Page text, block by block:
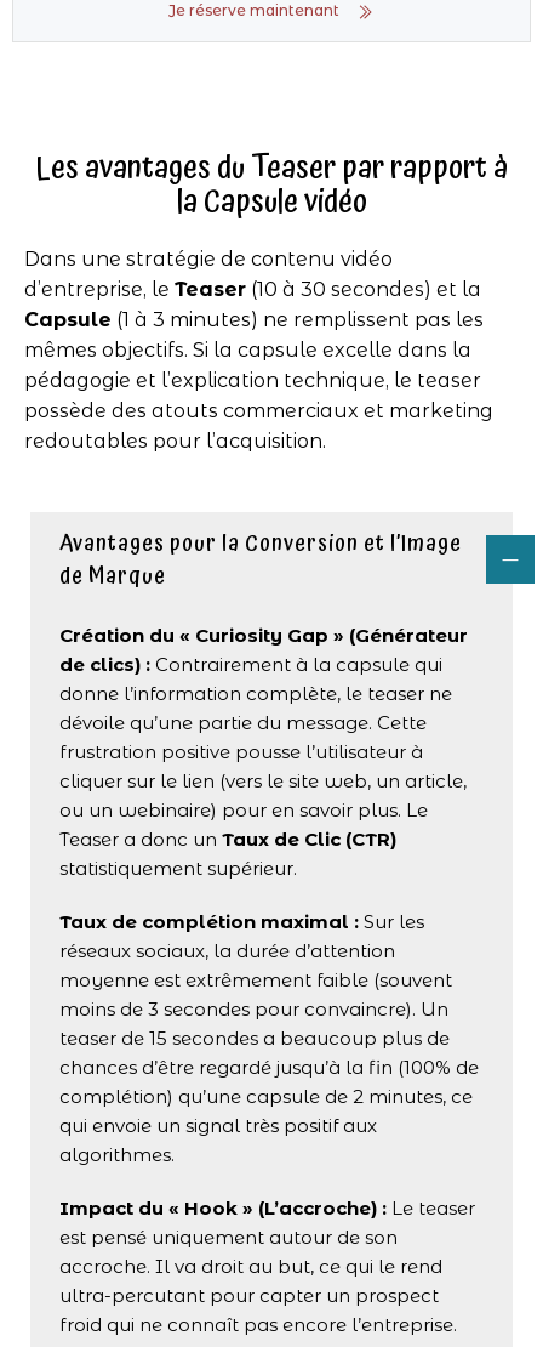
Je réserve maintenant
Les avantages du Teaser par rapport à
la Capsule vidéo
Dans une stratégie de contenu vidéo
d’entreprise, le Teaser (10 à 30 secondes) et la
Capsule (1 à 3 minutes) ne remplissent pas les
mêmes objectifs. Si la capsule excelle dans la
pédagogie et l’explication technique, le teaser
possède des atouts commerciaux et marketing
redoutables pour l’acquisition.
Avantages pour la Conversion et l’Image
de Marque
Création du « Curiosity Gap » (Générateur
de clics) : Contrairement à la capsule qui
donne l’information complète, le teaser ne
dévoile qu’une partie du message. Cette
frustration positive pousse l’utilisateur à
cliquer sur le lien (vers le site web, un article,
ou un webinaire) pour en savoir plus. Le
Teaser a donc un Taux de Clic (CTR)
statistiquement supérieur.
Taux de complétion maximal : Sur les
réseaux sociaux, la durée d’attention
moyenne est extrêmement faible (souvent
moins de 3 secondes pour convaincre). Un
teaser de 15 secondes a beaucoup plus de
chances d’être regardé jusqu’à la fin (100% de
complétion) qu’une capsule de 2 minutes, ce
qui envoie un signal très positif aux
algorithmes.
Impact du « Hook » (L’accroche) : Le teaser
est pensé uniquement autour de son
accroche. Il va droit au but, ce qui le rend
ultra-percutant pour capter un prospect
froid qui ne connaît pas encore l’entreprise.